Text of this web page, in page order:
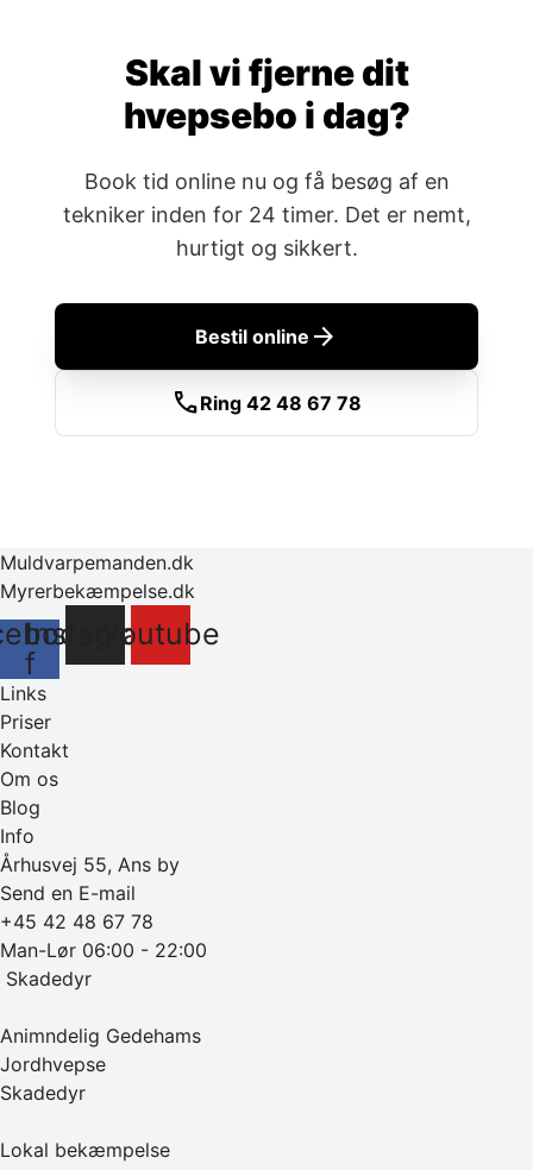
Skal vi fjerne dit
hvepsebo i dag?
Book tid online nu og få besøg af en
tekniker inden for 24 timer. Det er nemt,
hurtigt og sikkert.
Bestil online arrow_forward
callRing 42 48 67 78
Muldvarpemanden.dk
Myrerbekæmpelse.dk
f
InstagramYoutube
Links
Priser
Kontakt
Om os
Blog
Info
Århusvej 55, Ans by
Send en E-mail
+45 42 48 67 78
Man-Lør 06:00 - 22:00
‎ Skadedyr
Animndelig Gedehams
Jordhvepse
Skadedyr
Lokal bekæmpelse